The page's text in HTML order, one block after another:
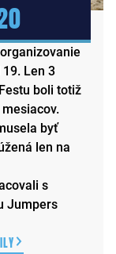
Len 3
boli totiž
byť
len na
s
Jumpers